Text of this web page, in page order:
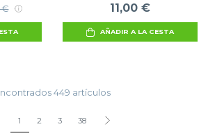
€ 11,00 €
AÑADIR A LA CESTA
449 artículos
1 2 3 38